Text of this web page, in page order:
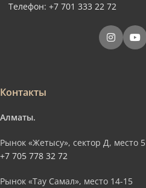
Телефон: +7 701 333 22 72
Контакты
Алматы.
Рынок «Жетысу», сектор Д, место 5
+7 705 778 32 72
Рынок «Тау Самал», место 14-15